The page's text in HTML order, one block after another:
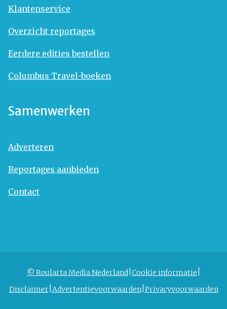
Klantenservice
Overzicht reportages
Eerdere edities bestellen
Columbus Travel-boeken
Samenwerken
Adverteren
Reportages aanbieden
Contact
© Roularta Media Nederland Cookie informatie
Disclaimer Advertentievoorwaarden Privacyvoorwaarden